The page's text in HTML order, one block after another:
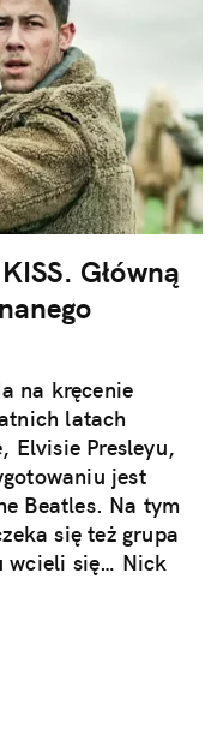
Główną
na kręcenie
latach
Elvisie Presleyu,
jest
Beatles. Na tym
się też grupa
wcieli się… Nick